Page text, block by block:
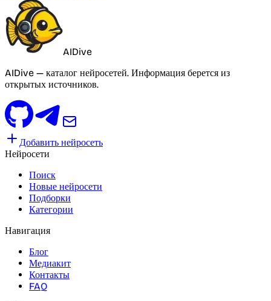
AIDive
AIDive — каталог нейросетей. Информация берется из
открытых источников.
Добавить нейросеть
Нейросети
Поиск
Новые нейросети
Подборки
Категории
Навигация
Блог
Медиакит
Контакты
FAQ